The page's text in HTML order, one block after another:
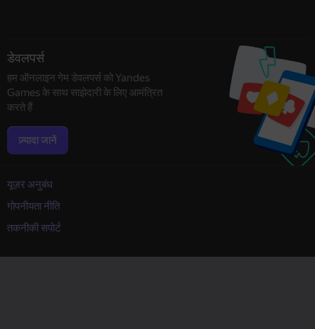
डेवलपर्स
हम ऑनलाइन गेम डेवलपर्स को Yandes
Games के साथ साझेदारी के लिए आमंत्रित
करते हैं
ज़्यादा जानें
यूज़र अनुबंध
गोपनीयता नीति
तकनीकी सपोर्ट